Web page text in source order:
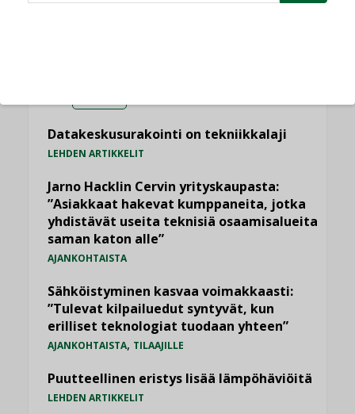
Datakeskusurakointi on tekniikkalaji
LEHDEN ARTIKKELIT
Jarno Hacklin Cervin yrityskaupasta:
”Asiakkaat hakevat kumppaneita, jotka
yhdistävät useita teknisiä osaamisalueita
saman katon alle”
AJANKOHTAISTA
Sähköistyminen kasvaa voimakkaasti:
”Tulevat kilpailuedut syntyvät, kun
erilliset teknologiat tuodaan yhteen”
AJANKOHTAISTA, TILAAJILLE
Puutteellinen eristys lisää lämpöhäviöitä
LEHDEN ARTIKKELIT